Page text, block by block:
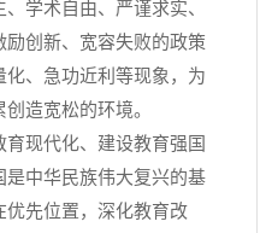
学术自由、严谨求实、
创新、宽容失败的政策
、急功近利等现象，为
造宽松的环境。
现代化、建设教育强国
中华民族伟大复兴的基
先位置，深化教育改